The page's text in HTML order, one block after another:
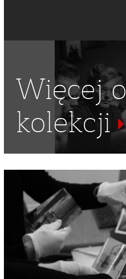
GALERIA KRZYWEGO KOŁA
Więcej o
kolekcji